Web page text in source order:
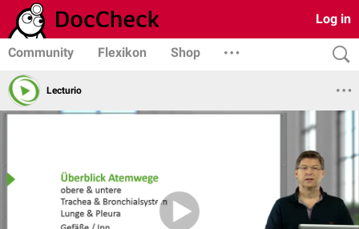
Log in
Community Flexikon Shop
Lecturio